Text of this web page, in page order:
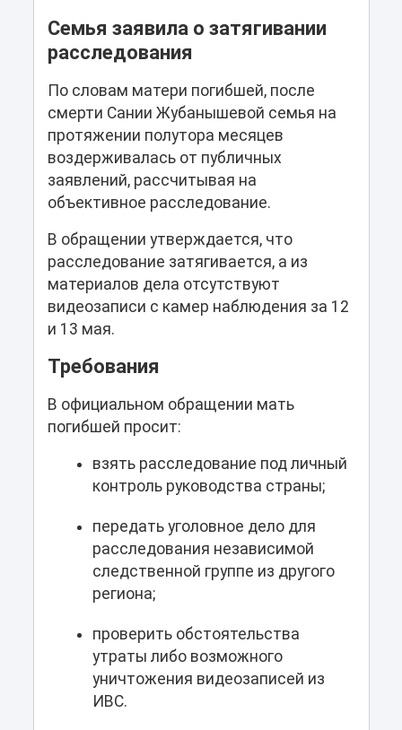
Семья заявила о затягивании
расследования
По словам матери погибшей, после
смерти Сании Жубанышевой семья на
протяжении полутора месяцев
воздерживалась от публичных
заявлений, рассчитывая на
объективное расследование.
В обращении утверждается, что
расследование затягивается, а из
материалов дела отсутствуют
видеозаписи с камер наблюдения за 12
и 13 мая.
Требования
В официальном обращении мать
погибшей просит:
взять расследование под личный
контроль руководства страны;
передать уголовное дело для
расследования независимой
следственной группе из другого
региона;
проверить обстоятельства
утраты либо возможного
уничтожения видеозаписей из
ИВС.